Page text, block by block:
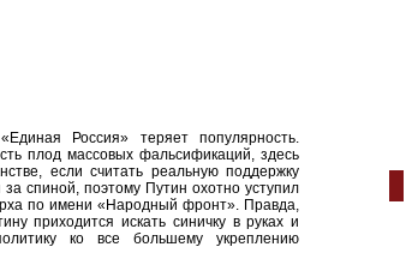
Россия» теряет популярность.
плод массовых фальсификаций, здесь
если считать реальную поддержку
спиной, поэтому Путин охотно уступил
по имени «Народный фронт». Правда,
приходится искать синичку в руках и
ко все большему укреплению